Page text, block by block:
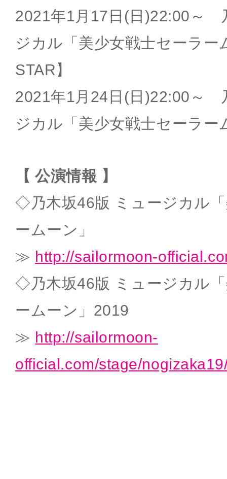
2021年1月17日(日)22:00～
ジカル「美少女戦士セーラー
STAR】
2021年1月24日(日)22:00～
ジカル「美少女戦士セーラー
【 公演情報 】
◇乃木坂46版 ミュージカル
ームーン」
≫ http://sailormoon-
◇乃木坂46版 ミュージカル
ームーン」2019
≫ http://sailormoon-
official.com/stage/